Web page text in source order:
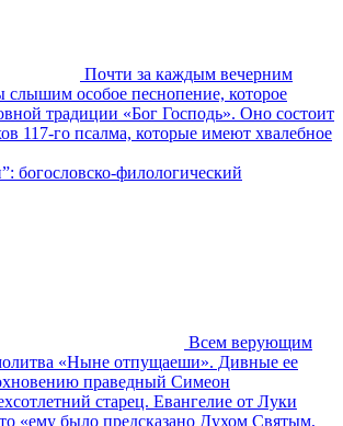
Почти за каждым вечерним
особое песнопение, которое
традиции «Бог Господь». Оно состоит
117-го псалма, которые имеют хвалебное
богословско-филологический
Всем верующим
«Ныне отпущаеши». Дивные ее
праведный Симеон
старец. Евангелие от Луки
«ему было предсказано Духом Святым,